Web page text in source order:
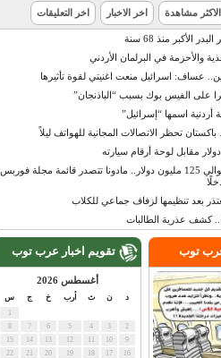
الاكثر مشاهدة اخر الاخبار اخر التعليقات
الأكبر منذ 68 سنة
والأحزمة في البرلمان الأردني
عساف: اسرائيل منعت اغنيتي لقوة تأثيرها
على الفيس بوك بسبب “الباذنجان”
اسمها “إسرائيل”
تحظر الاتصالات المجانية للهواتف ليلاً
بإيرادات قدرت بحوالي 125 مليون دولار.. مادونا تتصدر قائمة مجلة فوربس
بعد تنظيمها لزفاف جماعي للكلاب
كشف عذرية الطالبات
تقويم اخبار عرب توب
أغسطس 2026
د ن ث أرب خ ج س
2
3
4
5
6
7
8
9
10
12
13
14
15
16
17
18
19
20
21
22
عرب توب